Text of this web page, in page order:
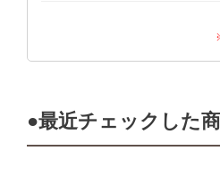
●最近チェックした